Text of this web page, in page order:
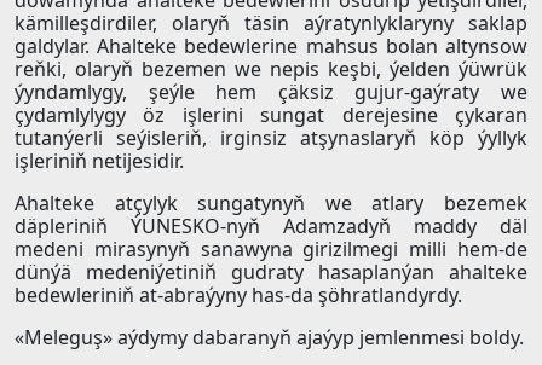
kämilleşdirdiler, olaryň täsin aýratynlyklaryny saklap
galdylar. Ahalteke bedewlerine mahsus bolan altynsow
reňki, olaryň bezemen we nepis keşbi, ýelden ýüwrük
ýyndamlygy, şeýle hem çäksiz gujur-gaýraty we
çydamlylygy öz işlerini sungat derejesine çykaran
tutanýerli seýisleriň, irginsiz atşynaslaryň köp ýyllyk
işleriniň netijesidir.
Ahalteke atçylyk sungatynyň we atlary bezemek
däpleriniň ÝUNESKO-nyň Adamzadyň maddy däl
medeni mirasynyň sanawyna girizilmegi milli hem-de
dünýä medeniýetiniň gudraty hasaplanýan ahalteke
bedewleriniň at-abraýyny has-da şöhratlandyrdy.
«Meleguş» aýdymy dabaranyň ajaýyp jemlenmesi boldy.